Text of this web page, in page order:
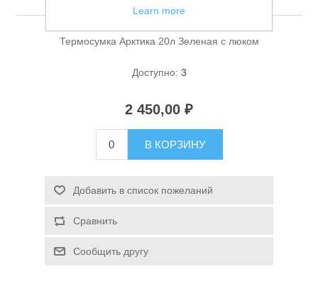
Спасательные средства
Термосумка Арктика 20л Зеленая с люком
Доступно: 3
2 450,00 ₽
В КОРЗИНУ
Добавить в список пожеланий
Сравнить
Сообщить другу
Learn more